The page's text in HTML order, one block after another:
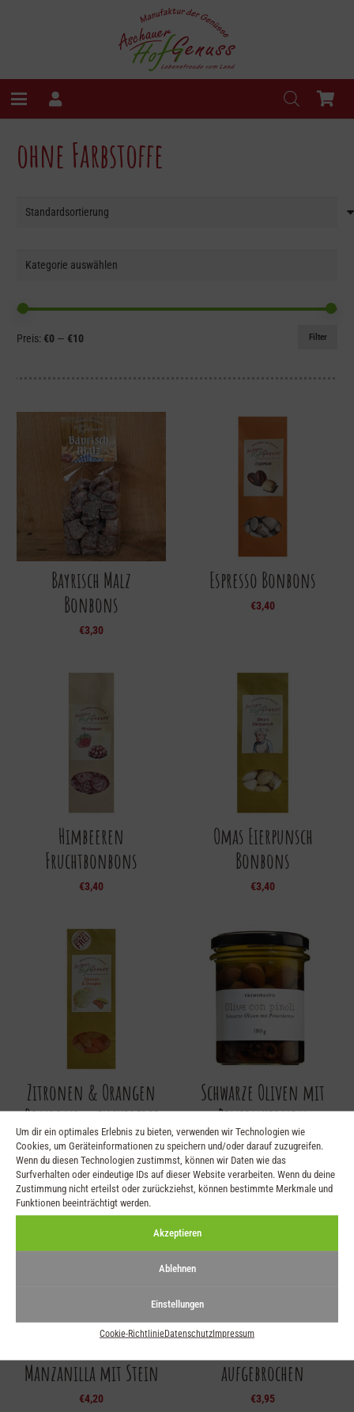
Um dir ein optimales Erlebnis zu bieten, verwenden wir Technologien wie
Cookies, um Geräteinformationen zu speichern und/oder darauf zuzugreifen.
Wenn du diesen Technologien zustimmst, können wir Daten wie das
Surfverhalten oder eindeutige IDs auf dieser Website verarbeiten. Wenn du deine
Zustimmung nicht erteilst oder zurückziehst, können bestimmte Merkmale und
Funktionen beeinträchtigt werden.
Akzeptieren
Ablehnen
Einstellungen
Cookie-RichtlinieDatenschutzImpressum
ohne Farbstoffe
Min.
Max.
Filter
Preis: €0 — €10
Bayrisch Malz
Bonbons
€3,30
Espresso Bonbons
€3,40
Himbeeren
Fruchtbonbons
€3,40
Omas Eierpunsch
Bonbons
€3,40
Zitronen & Orangen
Bonbons – zuckerfrei
€3,60
Schwarze Oliven mit
Pinienkernen
€5,20
Manzanilla mit Stein
€4,20
aufgebrochen
€3,95